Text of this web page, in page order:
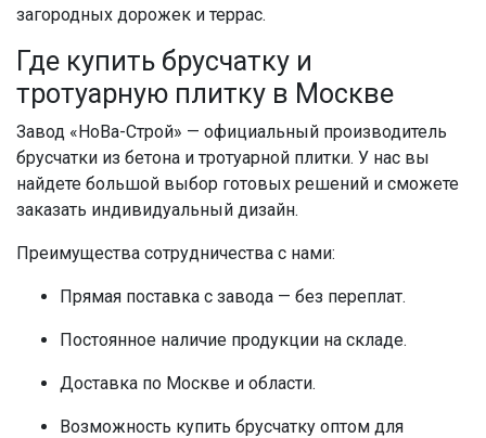
загородных дорожек и террас.
Где купить брусчатку и
тротуарную плитку в Москве
Завод «НоВа-Строй» — официальный производитель
брусчатки из бетона и тротуарной плитки. У нас вы
найдете большой выбор готовых решений и сможете
заказать индивидуальный дизайн.
Преимущества сотрудничества с нами:
Прямая поставка с завода — без переплат.
Постоянное наличие продукции на складе.
Доставка по Москве и области.
Возможность купить брусчатку оптом для